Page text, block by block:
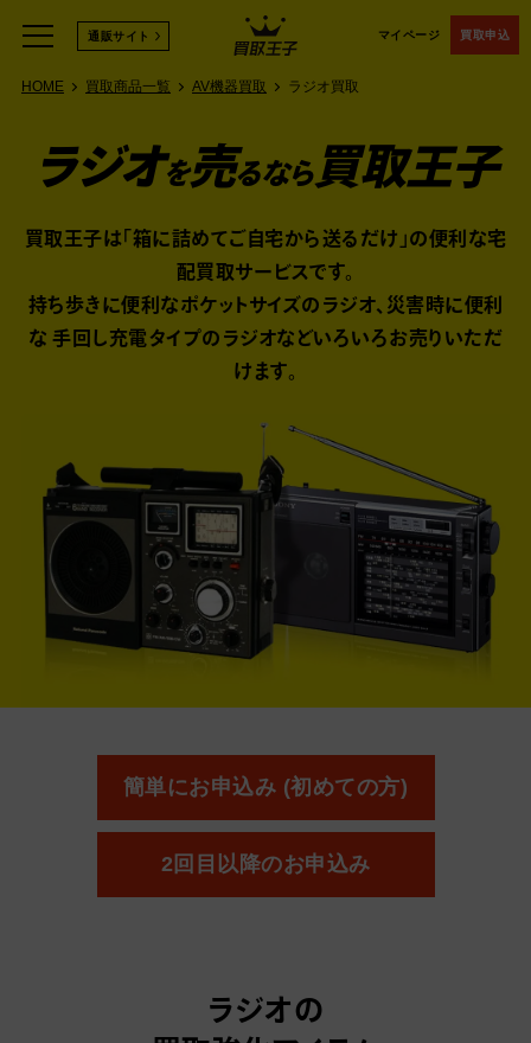
マイページ 買取申込
通販サイト
HOME 買取商品一覧 AV機器買取 ラジオ買取
ラジオを売るなら買取王子
買取王子は「箱に詰めてご自宅から送るだけ」の便利な宅
配買取サービスです。
持ち歩きに便利なポケットサイズのラジオ、災害時に便利
な 手回し充電タイプのラジオなどいろいろお売りいただ
けます。
簡単にお申込み (初めての方)
2回目以降のお申込み
ラジオの